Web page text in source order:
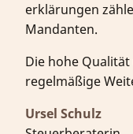
erklärungen
Mandanten.
Die hohe
regel­mäßige
Ursel Schulz